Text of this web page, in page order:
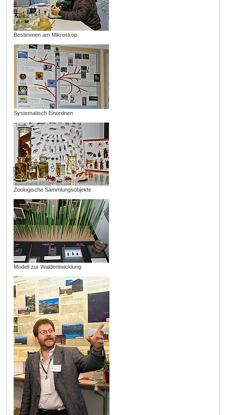
Bestimmen am Mikroskop
Systematisch Einordnen
Zoologische Sammlungsobjekte
Modell zur Waldentwicklung